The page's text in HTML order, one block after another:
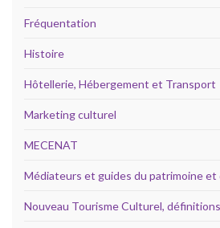
Fréquentation
Histoire
Hôtellerie, Hébergement et Transport
Marketing culturel
MECENAT
Médiateurs et guides du patrimoine et
Nouveau Tourisme Culturel,